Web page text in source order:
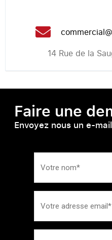
14 Rue de la
Faire une
Envoyez nous un e-mail